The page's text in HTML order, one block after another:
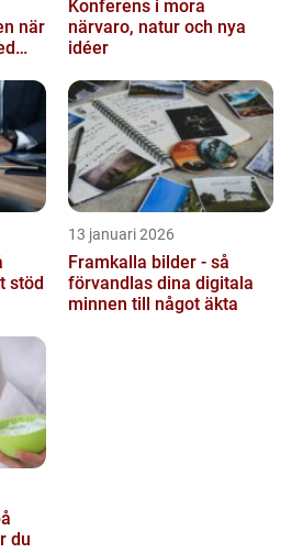
när
Konferens i mora
närvaro, natur och nya
idéer
stöd
13 januari 2026
Framkalla bilder - så
förvandlas dina digitala
minnen till något äkta
du